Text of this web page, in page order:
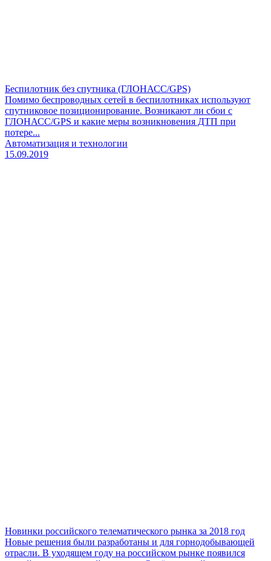
Беспилотник без спутника (ГЛОНАСС/GPS)
Помимо беспроводных сетей в беспилотниках используют
спутниковое позиционирование. Возникают ли сбои с
ГЛОНАСС/GPS и какие меры возникновения ДТП при
потере...
Автоматизация и технологии
15.09.2019
Новинки российского телематического рынка за 2018 год
Новые решения были разработаны и для горнодобывающей
отрасли. В уходящем году на российском рынке появился